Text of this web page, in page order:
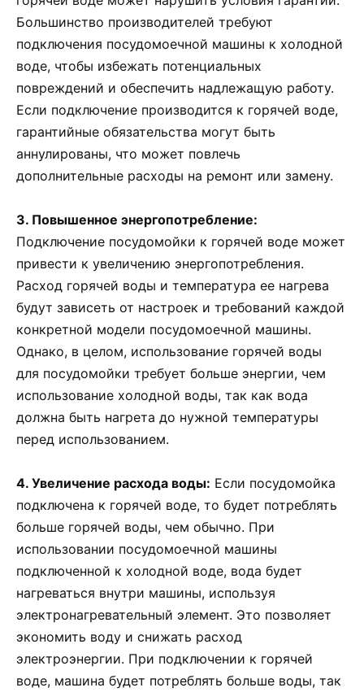
Большинство производителей требуют
подключения посудомоечной машины к холодной
воде, чтобы избежать потенциальных
повреждений и обеспечить надлежащую работу.
Если подключение производится к горячей воде,
гарантийные обязательства могут быть
аннулированы, что может повлечь
дополнительные расходы на ремонт или замену.
3. Повышенное энергопотребление:
Подключение посудомойки к горячей воде может
привести к увеличению энергопотребления.
Расход горячей воды и температура ее нагрева
будут зависеть от настроек и требований каждой
конкретной модели посудомоечной машины.
Однако, в целом, использование горячей воды
для посудомойки требует больше энергии, чем
использование холодной воды, так как вода
должна быть нагрета до нужной температуры
перед использованием.
4. Увеличение расхода воды: Если посудомойка
подключена к горячей воде, то будет потреблять
больше горячей воды, чем обычно. При
использовании посудомоечной машины
подключенной к холодной воде, вода будет
нагреваться внутри машины, используя
электронагревательный элемент. Это позволяет
экономить воду и снижать расход
электроэнергии. При подключении к горячей
воде, машина будет потреблять больше воды, так